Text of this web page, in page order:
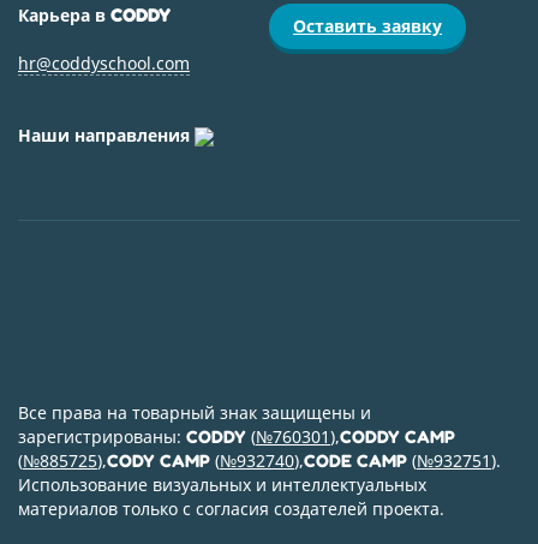
Карьера в CODDY
hr@coddyschool.com
Оставить заявку
Наши направления
Все права на товарный знак защищены и
зарегистрированы: CODDY (№760301),CODDY CAMP
(№885725),CODY CAMP (№932740),CODE CAMP (№932751).
Использование визуальных и интеллектуальных
материалов только с согласия создателей проекта.